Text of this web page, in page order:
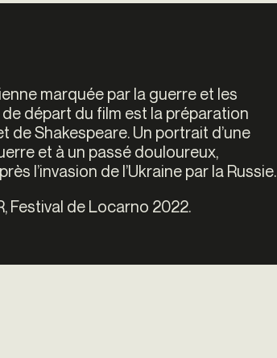
marquée par la guerre et les
départ du film est la préparation
de Shakespeare. Un portrait d’une
et à un passé douloureux,
l’invasion de l’Ukraine par la Russie.
Festival de Locarno 2022.